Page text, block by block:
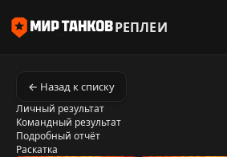
РЕПЛЕИ
← Назад к списку
Личный результат
Командный результат
Подробный отчёт
Раскатка